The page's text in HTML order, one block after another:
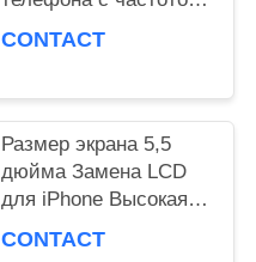
обновления 60 Гц / 16
CONTACT
Размер экрана 5,5
дюйма Замена LCD
для iPhone Высокая
яркость 450 нит
CONTACT